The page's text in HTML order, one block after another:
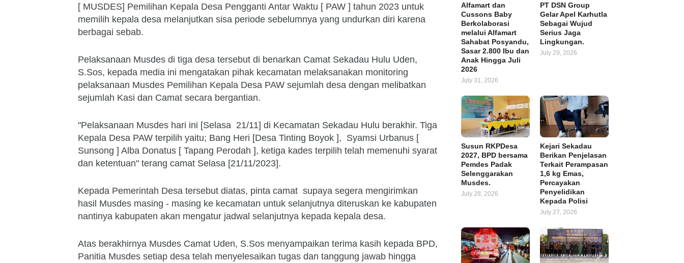
[ MUSDES] Pemilihan Kepala Desa Pengganti Antar Waktu [ PAW ] tahun 2023 untuk
memilih kepala desa melanjutkan sisa periode sebelumnya yang undurkan diri karena
berbagai sebab.
Pelaksanaan Musdes di tiga desa tersebut di benarkan Camat Sekadau Hulu Uden,
S.Sos, kepada media ini mengatakan pihak kecamatan melaksanakan monitoring
pelaksanaan Musdes Pemilihan Kepala Desa PAW sejumlah desa dengan melibatkan
sejumlah Kasi dan Camat secara bergantian.
"Pelaksanaan Musdes hari ini [Selasa 21/11] di Kecamatan Sekadau Hulu berakhir. Tiga
Kepala Desa PAW terpilih yaitu; Bang Heri [Desa Tinting Boyok ], Syamsi Urbanus [
Sunsong ] Alba Donatus [ Tapang Perodah ], ketiga kades terpilih telah memenuhi syarat
dan ketentuan" terang camat Selasa [21/11/2023].
Kepada Pemerintah Desa tersebut diatas, pinta camat supaya segera mengirimkan
hasil Musdes masing - masing ke kecamatan untuk selanjutnya diteruskan ke kabupaten
nantinya kabupaten akan mengatur jadwal selanjutnya kepada kepala desa.
Atas berakhirnya Musdes Camat Uden, S.Sos menyampaikan terima kasih kepada BPD,
Panitia Musdes setiap desa telah menyelesaikan tugas dan tanggung jawab hingga
Alfamart dan
Cussons Baby
Berkolaborasi
melalui Alfamart
Sahabat Posyandu,
Sasar 2.800 Ibu dan
Anak Hingga Juli
2026
July 31, 2026
PT DSN Group
Gelar Apel Karhutla
Sebagai Wujud
Serius Jaga
Lingkungan.
July 29, 2026
Susun RKPDesa
2027, BPD bersama
Pemdes Padak
Selenggarakan
Musdes.
July 28, 2026
Kejari Sekadau
Berikan Penjelasan
Terkait Perampasan
1,6 kg Emas,
Percayakan
Penyelidikan
Kepada Polisi
July 27, 2026